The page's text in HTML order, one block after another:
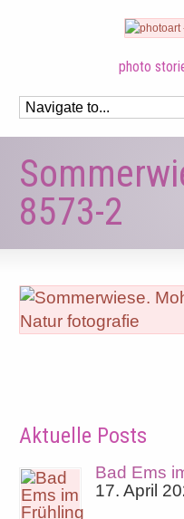
photo
8573-2
Aktuelle Posts
Bad Ems
17. April